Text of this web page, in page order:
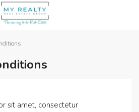
sit amet, consectetur